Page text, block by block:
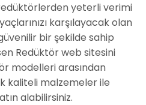
yeterli verimi
karşılayacak olan
bir şekilde sahip
Redüktör web sitesini
modelleri arasından
kaliteli malzemeler ile
alabilirsiniz.